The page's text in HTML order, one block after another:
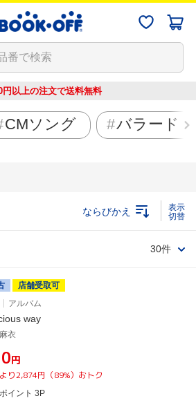
円以上の注文で送料無料
CMソング バラード
ならびかえ
30件
店舗受取可
アルバム
way
衣
円
り2,874円（89%）おトク
イント 3P